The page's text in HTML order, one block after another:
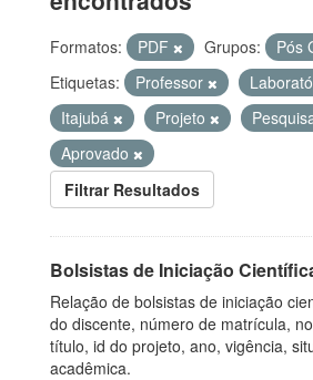
Formatos: PDF Grupos:
Pós
Etiquetas:
Professor
Itajubá
Projeto
Aprovado
Filtrar Resultados
Bolsistas de Iniciação
Relação de bolsistas de iniciação
do discente, número de matrícula,
título, id do projeto, ano, vigência,
acadêmica.